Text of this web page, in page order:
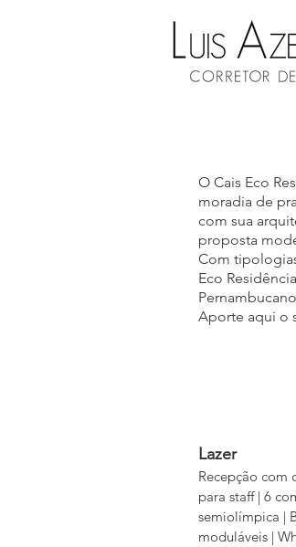
O Cais Eco
moradia de
com sua
proposta
Com
Eco
Aporte aqui o
Lazer
Recepção com
para staff | 6
semiolímpica |
moduláveis |